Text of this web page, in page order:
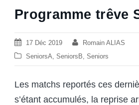
Programme trêve
17 Déc 2019
Romain ALIAS
SeniorsA SeniorsB Seniors
Les matchs reportés ces
s’étant accumulés, la reprise